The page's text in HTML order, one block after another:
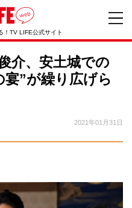
！TV LIFE公式サイト
介、安土城での
”が繰り広げら
2021年01月31日